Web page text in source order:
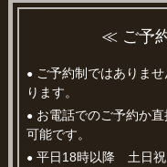
≪ ご予
● ご予約制ではありま
ります。
● お電話でのご予約か
可能です。
● 平日18時以降 土日祝